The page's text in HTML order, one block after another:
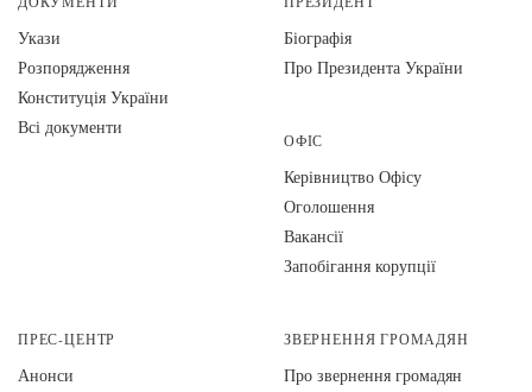
Укази
Розпорядження
Конституція України
Всі документи
Біографія
Про Президента України
ОФІС
Керівництво Офісу
Оголошення
Вакансії
Запобігання корупції
ПРЕС-ЦЕНТР
Анонси
ЗВЕРНЕННЯ ГРОМАДЯН
Про звернення громадян